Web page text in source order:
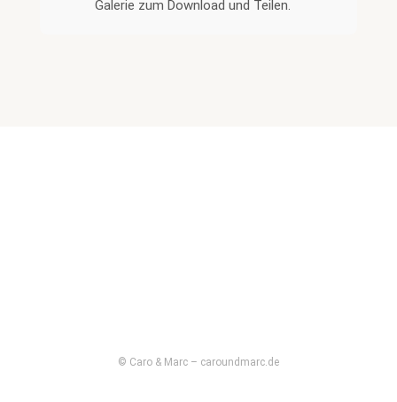
Galerie zum Download und Teilen.
© Caro & Marc – caroundmarc.de